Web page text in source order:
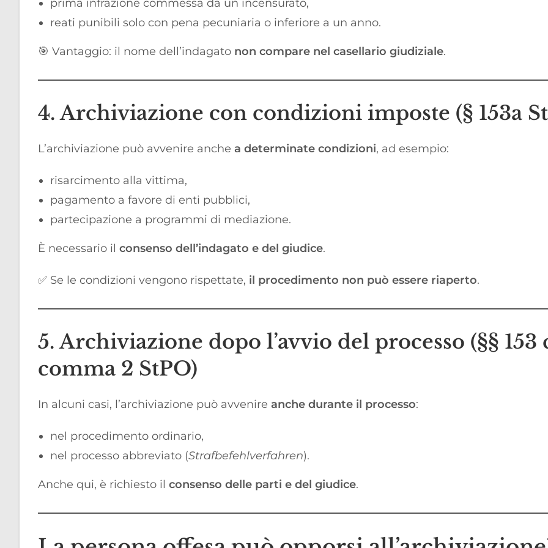
prima infrazione commessa da un incensurato,
reati punibili solo con pena pecuniaria o inferiore a un anno.
🎯 Vantaggio: il nome dell’indagato non compare nel casellario giudiziale.
4. Archiviazione con condizioni imposte (§ 153a
L’archiviazione può avvenire anche a determinate condizioni, ad esempio:
risarcimento alla vittima,
pagamento a favore di enti pubblici,
partecipazione a programmi di mediazione.
È necessario il consenso dell’indagato e del giudice.
✅ Se le condizioni vengono rispettate, il procedimento non può essere riaperto.
5. Archiviazione dopo l’avvio del processo (§§ 153
comma 2 StPO)
In alcuni casi, l’archiviazione può avvenire anche durante il processo:
nel procedimento ordinario,
nel processo abbreviato (Strafbefehlverfahren).
Anche qui, è richiesto il consenso delle parti e del giudice.